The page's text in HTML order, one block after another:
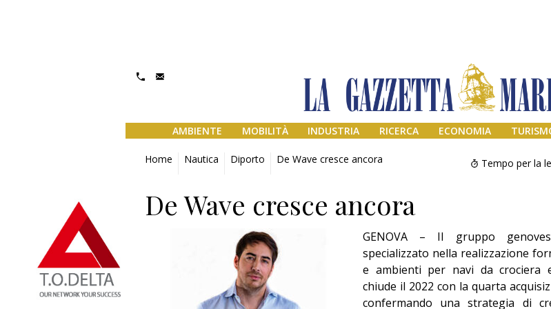
AMBIENTE MOBILITÀ INDUSTRIA RICERCA ECONOMIA
Home Nautica Diporto De Wave cresce ancora Tempo per la
De Wave cresce ancora
GENOVA – Il gruppo
specializzato nella realizzazione
e ambienti per navi da crociera
chiude il 2022 con la quarta
confermando una strategia di